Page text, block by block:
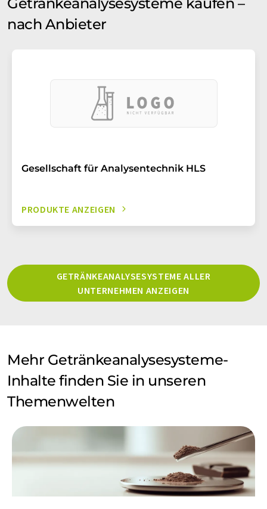
nach Anbieter
Gesellschaft für Analysentechnik HLS
PRODUKTE ANZEIGEN
GETRÄNKEANALYSESYSTEME ALLER
UNTERNEHMEN ANZEIGEN
Mehr Getränkeanalysesysteme-
Inhalte finden Sie in unseren
Themenwelten